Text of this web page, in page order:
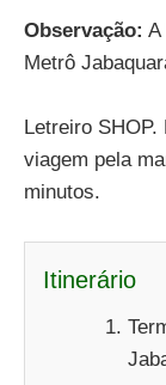
Observação: A
Metrô
Letreiro
viagem pela
minutos.
Itinerário